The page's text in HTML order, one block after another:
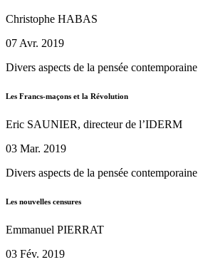
Christophe HABAS
07 Avr. 2019
Divers aspects de la pensée contemporaine
Les Francs-maçons et la Révolution
Eric SAUNIER, directeur de l’IDERM
03 Mar. 2019
Divers aspects de la pensée contemporaine
Les nouvelles censures
Emmanuel PIERRAT
03 Fév. 2019